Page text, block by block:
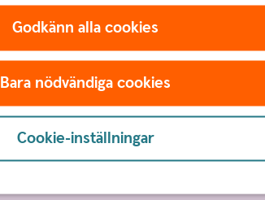
Godkänn alla cookies
Bara nödvändiga cookies
Cookie-inställningar